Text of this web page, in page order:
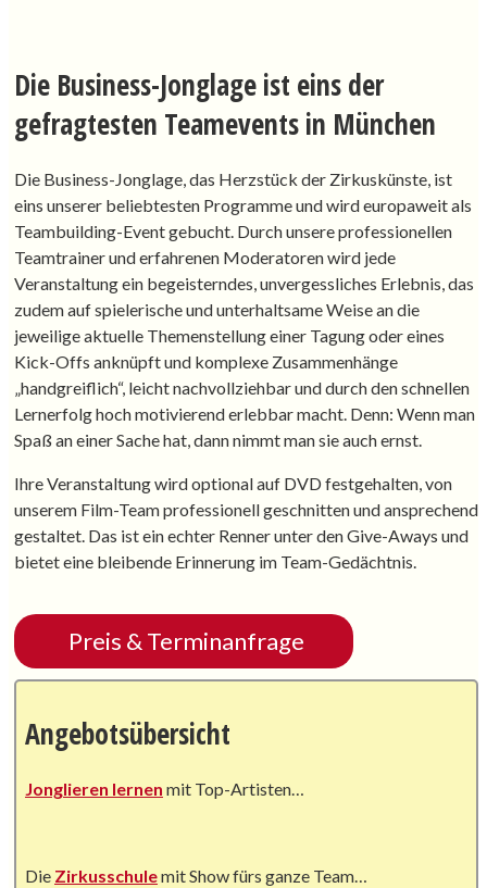
Die Business-Jonglage ist eins der
gefragtesten Teamevents in München
Die Business-Jonglage, das Herzstück der Zirkuskünste, ist
eins unserer beliebtesten Programme und wird europaweit als
Teambuilding-Event gebucht. Durch unsere professionellen
Teamtrainer und erfahrenen Moderatoren wird jede
Veranstaltung ein begeisterndes, unvergessliches Erlebnis, das
zudem auf spielerische und unterhaltsame Weise an die
jeweilige aktuelle Themenstellung einer Tagung oder eines
Kick-Offs anknüpft und komplexe Zusammenhänge
„handgreiflich“, leicht nachvollziehbar und durch den schnellen
Lernerfolg hoch motivierend erlebbar macht. Denn: Wenn man
Spaß an einer Sache hat, dann nimmt man sie auch ernst.
Ihre Veranstaltung wird optional auf DVD festgehalten, von
unserem Film-Team professionell geschnitten und ansprechend
gestaltet. Das ist ein echter Renner unter den Give-Aways und
bietet eine bleibende Erinnerung im Team-Gedächtnis.
Preis & Terminanfrage
Angebotsübersicht
Jonglieren lernen mit Top-Artisten…
Die Zirkusschulemit Show fürs ganze Team…